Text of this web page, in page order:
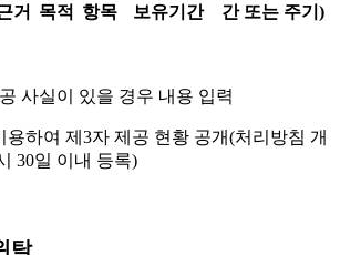
거
목적
항목
보유기간
간 또는 주기)
사실이 있을 경우 내용 입력
하여 제3자 제공 현황 공개(처리방침 개
30일 이내 등록)
탁